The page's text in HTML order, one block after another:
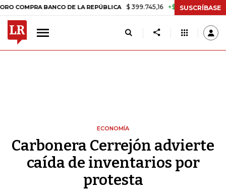
BANCO DE LA REPÚBLICA $ 399.745,16 +$ 2.295,71 +0,58%
SUSCRÍBASE
ECONOMÍA
Carbonera Cerrejón advierte
caída de inventarios por
protesta